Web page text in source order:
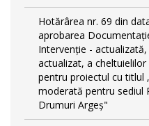
Hotărârea nr. 69 din
aprobarea
Intervenție -
actualizat, a
pentru proiectul cu titlul
moderată pentru sediul
Drumuri Argeș"